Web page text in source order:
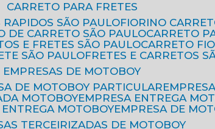
CARRETO PARA FRETES
RAPIDOS SÃO PAULO
FIORINO
DE CARRETO SÃO PAULO
CARRETO
E FRETES SÃO PAULO
CARRETO
SÃO PAULO
FRETES E CARRETOS
EMPRESAS DE MOTOBOY
DE MOTOBOY PARTICULAR
MOTOBOY
EMPRESA ENTREGA
ENTREGA MOTOBOY EMPRESA DE
TERCEIRIZADAS DE MOTOBOY